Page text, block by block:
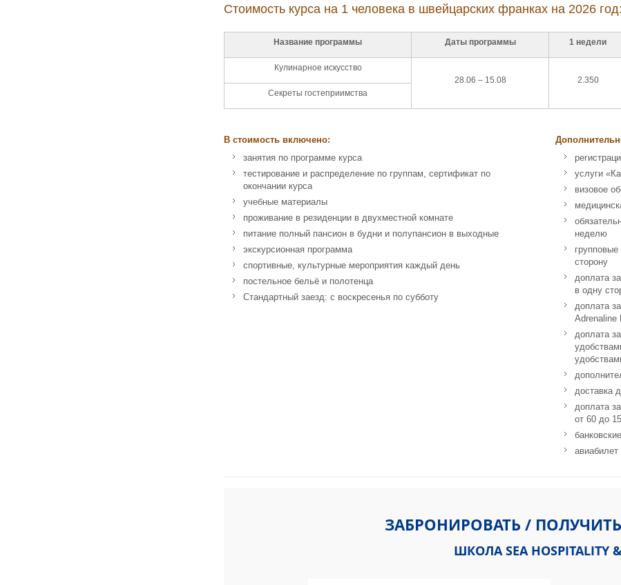
Стоимость курса на 1 человека в швейцарских франках на 2026 год:
Название программы Даты программы 1 недели
Кулинарное искусство
28.06 – 15.08
2.350
Секреты гостеприимства
В стоимость включено:
занятия по программе курса
тестирование и распределение по группам, сертификат по
окончании курса
учебные материалы
проживание в резиденции в двухместной комнате
питание полный пансион в будни и полупансион в выходные
экскурсионная программа
спортивные, культурные мероприятия каждый день
постельное бельё и полотенца
Стандартный заезд: с воскресенья по субботу
услуги
визовое
неделю
сторону
доплата
в одну
доплата
Adrenaline
доплата
доставка
доплата
от 60 до
ЗАБРОНИРОВАТЬ /
ШКОЛА SEA HOSPITALITY